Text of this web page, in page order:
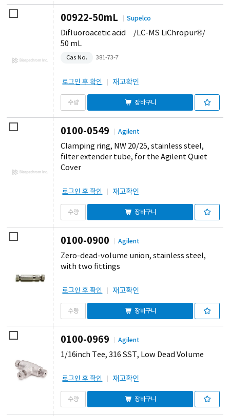
00922-50mL Supelco
Difluoroacetic acid /LC-MS LiChropur®/
50 mL
Cas No. 381-73-7
로그인 후 확인 재고확인
장바구니
0100-0549 Agilent
Clamping ring, NW 20/25, stainless steel,
filter extender tube, for the Agilent Quiet
Cover
로그인 후 확인 재고확인
장바구니
0100-0900 Agilent
Zero-dead-volume union, stainless steel,
with two fittings
로그인 후 확인 재고확인
장바구니
0100-0969 Agilent
1/16inch Tee, 316 SST, Low Dead Volume
로그인 후 확인 재고확인
장바구니